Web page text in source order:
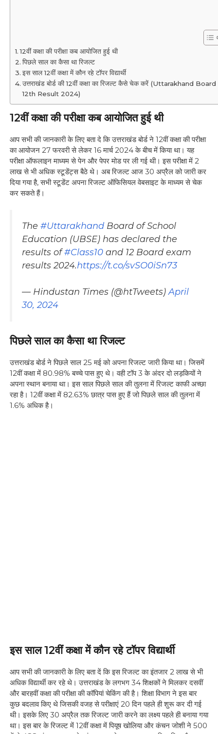
12वीं कक्षा की परीक्षा कब आयोजित हुई थी
पिछले साल का कैसा था रिजल्ट
इस साल 12वीं कक्षा में कौन रहे टॉपर विद्यार्थी
उत्तराखंड बोर्ड की 12वीं कक्षा का रिजल्ट कैसे चेक करें (Uttarakhand Board
12th Result 2024)
12वीं कक्षा की परीक्षा कब आयोजित हुई थी
आप सभी की जानकारी के लिए बता दे कि उत्तराखंड बोर्ड ने 12वीं कक्षा की परीक्षा
का आयोजन 27 फरवरी से लेकर 16 मार्च 2024 के बीच में किया था। यह
परीक्षा ऑफलाइन माध्यम से पेन और पेपर मोड पर ली गई थी। इस परीक्षा में 2
लाख से भी अधिक स्टूडेंट्स बैठे थे। अब रिजल्ट आज 30 अप्रैल को जारी कर
दिया गया है, सभी स्टूडेंट अपना रिजल्ट ऑफिसियल वेबसाइट के माध्यम से चेक
कर सकते हैं।
The #Uttarakhand Board of School
Education (UBSE) has declared the
results of#Class10 and 12 Board exam
results 2024.https://t.co/svSO0iSn73
— Hindustan Times (@htTweets)April
30, 2024
पिछले साल का कैसा था रिजल्ट
उत्तराखंड बोर्ड ने पिछले साल 25 मई को अपना रिजल्ट जारी किया था। जिसमें
12वीं कक्षा में 80.98% बच्चे पास हुए थे। वही टॉप 3 के अंदर दो लड़कियों ने
अपना स्थान बनाया था। इस साल पिछले साल की तुलना में रिजल्ट काफी अच्छा
रहा है। 12वीं कक्षा में 82.63% छात्र पास हुए हैं जो पिछले साल की तुलना में
1.6% अधिक है।
इस साल 12वीं कक्षा में कौन रहे टॉपर विद्यार्थी
आप सभी की जानकारी के लिए बता दें कि इस रिजल्ट का इंतजार 2 लाख से भी
अधिक विद्यार्थी कर रहे थे। उत्तराखंड के लगभग 34 शिक्षकों ने मिलकर दसवीं
और बारहवीं कक्षा की परीक्षा की कॉपियां चेकिंग की है। शिक्षा विभाग ने इस बार
कुछ बदलाव किए थे जिसकी वजह से परीक्षाएं 20 दिन पहले ही शुरू कर दी गई
थी। इसके लिए 30 अप्रैल तक रिजल्ट जारी करने का लक्ष्य पहले ही बनाया गया
था। इस बार के रिजल्ट में 12वीं कक्षा में पियूष खोलिया और कंचन जोशी ने 500